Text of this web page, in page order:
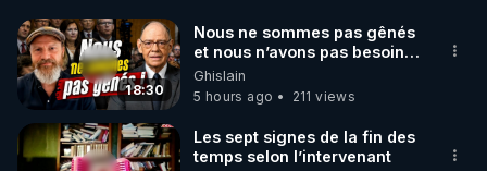
18:30
Nous ne sommes pas gênés
et nous n’avons pas besoin
de nous excuser ! #jw
#jehovah #collegecentral
Ghislain
5 hours ago
211 views
Les sept signes de la fin des
temps selon l’intervenant